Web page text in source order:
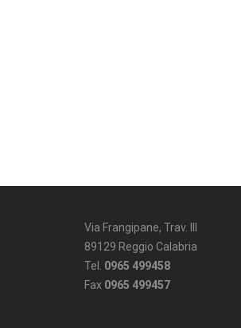
Via Frangipane, Trav. III
89129 Reggio Calabria
Tel. 0965 499458
Fax 0965 499457